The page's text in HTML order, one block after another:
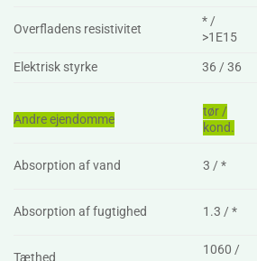
Overfladens resistivitet
* /
>1E15
Elektrisk styrke
36 / 36
Andre ejendomme
tør /
kond.
Absorption af vand 3 / *
Absorption af fugtighed 1.3 / *
Tæthed
1060 /